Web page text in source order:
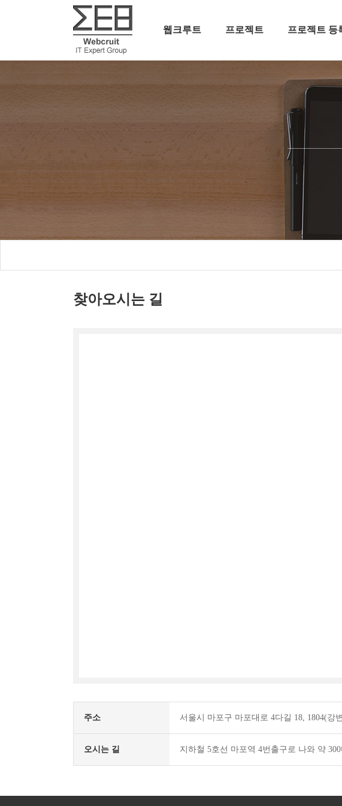
웹크루트 프로젝트 프로젝트 등
찾아오시는 길
주소 서울시 마포구 마포대로 4다길 18, 1804(강
오시는 길 지하철 5호선 마포역 4번출구로 나와 약